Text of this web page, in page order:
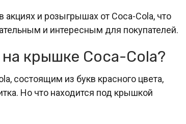
и розыгрышах от Coca-Cola, что
и интересным для покупателей.
крышке Coca-Cola?
состоящим из букв красного цвета,
Но что находится под крышкой